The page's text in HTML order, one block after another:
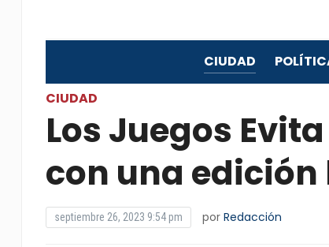
CIUDAD
CIUDAD
Los Juegos
con una
septiembre 26, 2023 9:54 pm por Redacción